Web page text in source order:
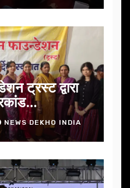
ट्रस्ट द्वारा
NEWS DEKHO INDIA